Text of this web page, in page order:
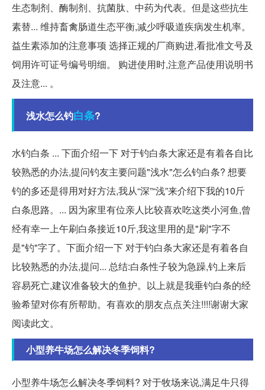
生态制剂、酶制剂、抗菌肽、中药为代表。但是这些抗生
素替... 维持畜禽肠道生态平衡,减少呼吸道疾病发生机率。
益生素添加的注意事项 选择正规的厂商购进,看批准文号及
饲用许可证号编号明细。 购进使用时,注意产品使用说明书
及注意... 。
浅水怎么钓白条?
水钓白条 ... 下面介绍一下 对于钓白条大家还是有着各自比
较熟悉的办法,提问钓友主要问题"浅水"怎么钓白条? 想要
钓的多还是得用对好方法,我从“深”“浅”来介绍下我的10斤
白条思路。... 因为家里有位亲人比较喜欢吃这类小河鱼,曾
经有幸一上午刷白条接近10斤,我这里用的是"刷"字不
是"钓"字了。下面介绍一下 对于钓白条大家还是有着各自
比较熟悉的办法,提问... 总结:白条性子较为急躁,钓上来后
容易死亡,建议准备较大的鱼护。以上就是我垂钓白条的经
验希望对你有所帮助。有喜欢的朋友点点关注!!!!谢谢大家
阅读此文。
小型养牛场怎么解决冬季饲料?
小型养牛场怎么解决冬季饲料? 对于牧场来说,满足牛只得